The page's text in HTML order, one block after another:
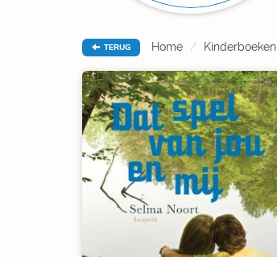
TERUG Home Kinderboeken